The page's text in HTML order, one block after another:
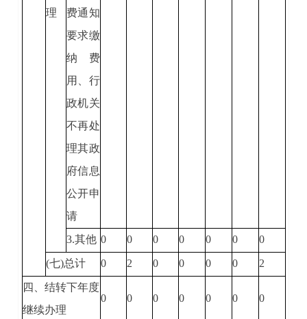
理
费通知
要求缴
纳费
用、行
政机关
不再处
理其政
府信息
公开申
请
3.其他 0 0 0 0 0 0 0
(七)总计 0 2 0 0 0 0 2
四、结转下年度
继续办理
0 0 0 0 0 0 0